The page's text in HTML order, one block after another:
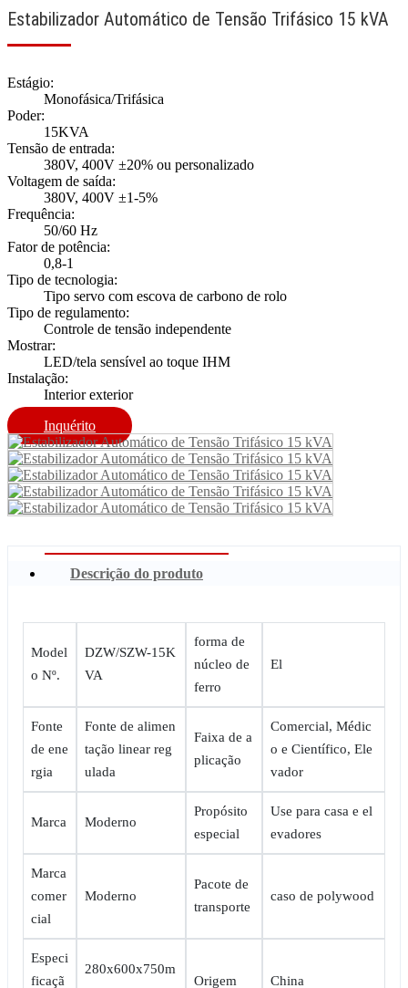
Estabilizador Automático de Tensão Trifásico 15 kVA
Estágio:
Monofásica/Trifásica
Poder:
15KVA
Tensão de entrada:
380V, 400V ±20% ou personalizado
Voltagem de saída:
380V, 400V ±1-5%
Frequência:
50/60 Hz
Fator de potência:
0,8-1
Tipo de tecnologia:
Tipo servo com escova de carbono de rolo
Tipo de regulamento:
Controle de tensão independente
Mostrar:
LED/tela sensível ao toque IHM
Instalação:
Interior exterior
Inquérito
Descrição do produto
Model
o Nº.
DZW/SZW-15K
VA
forma de
núcleo de
ferro
El
Fonte
de ene
rgia
Fonte de alimen
tação linear reg
ulada
Faixa de a
plicação
Comercial, Médic
o e Científico, Ele
vador
Marca Moderno
Propósito
especial
Use para casa e el
evadores
Marca
comer
cial
Moderno
Pacote de
transporte
caso de polywood
Especi
ficaçã
280x600x750m
Origem China